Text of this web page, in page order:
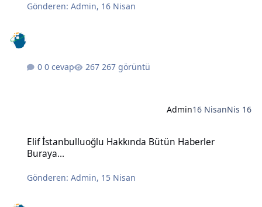
Gönderen:Admin, 16 Nisan
0 cevap 267 görüntü
Admin16 NisanNis 16
Elif İstanbulluoğlu Hakkında Bütün Haberler
Buraya...
Gönderen:Admin, 15 Nisan